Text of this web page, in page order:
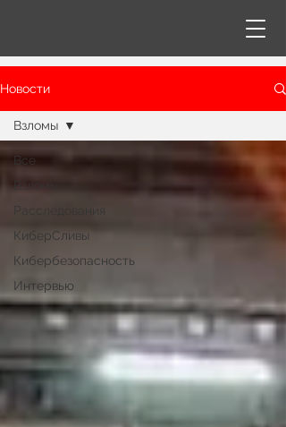
Новости
Все
Расследования
КиберСливы
Кибербезопасность
Интервью
Взломы